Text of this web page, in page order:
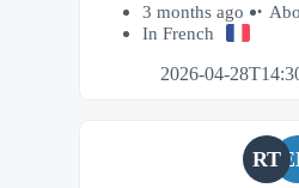
3 months ago
In French
2026-04-
RT